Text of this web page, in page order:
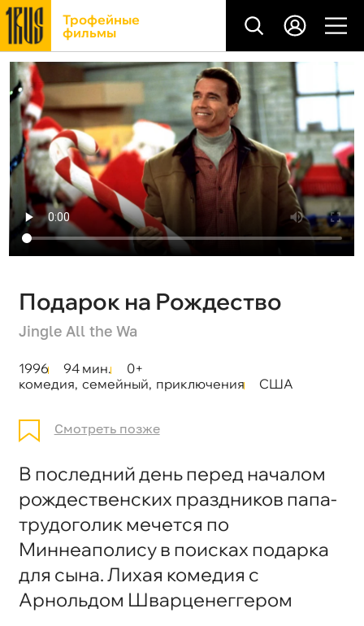
Трофейные
фильмы
Подарок на Рождество
Jingle All the Wa
1996 94 мин.
0+
комедия, семейный, приключения США
Смотреть позже
В последний день перед началом
рождественских праздников папа-
трудоголик мечется по
Миннеаполису в поисках подарка
для сына. Лихая комедия с
Арнольдом Шварценеггером